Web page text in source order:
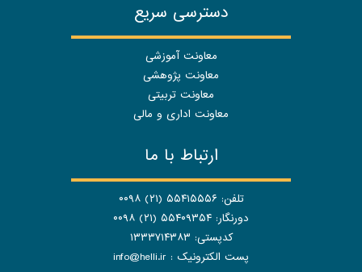
دسترسی سریع
معاونت آموزشی
معاونت پژوهشی
معاونت تربیتی
معاونت اداری و مالی
ارتباط با ما
تلفن: ۵۵۴۱۵۵۵۶ (۲۱) ۰۰۹۸
دورنگار: ۵۵۴۰۹۳۵۴ (۲۱) ۰۰۹۸
کدپستی: ۱۳۳۳۷۱۴۳۸۳
پست الکترونیک : info@helli.ir